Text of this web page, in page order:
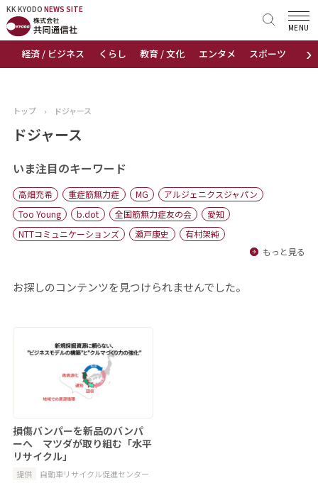
KK KYODO NEWS SITE
›
経済 / ビジネス くらし 教育 / 文化 エンタメ スポーツ 地域
MENU
KK KYODONEWS SITE
トップページ
ニュース
おすすめコンテンツ
出版物
会社概要
トップ › ドジャース
ドジャース
いま注目のキーワード
高畑充希 重症筋無力症 MG
アルジェニクスジャパン
Too Young
b.dot 全国筋無力症友の会
愛知
NTTコミュニケーションズ
瀬戸康史
有村架純
もっと見る
お探しのコンテンツを見つけられませんでした。
損傷バンパーを新品のバンパ
ーへ マツダが取り組む「水平
リサイクル」
提供 自動車リサイクル促進センター